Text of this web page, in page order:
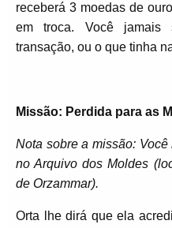
receberá 3 moedas de
em troca. Você jamais
transação, ou o que tinha
Missão: Perdida para as
Nota sobre a missão:
no Arquivo dos Moldes
de Orzammar).
Orta lhe dirá que ela